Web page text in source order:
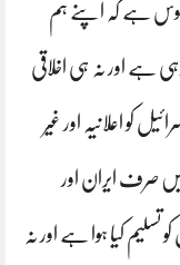
ہے کہ اپنے ہم
ہے اور نہ ہی اخلاقی
کو اعلانیہ اور غیر
میں صرف ایران اور
کیا ہوا ہے اور نہ